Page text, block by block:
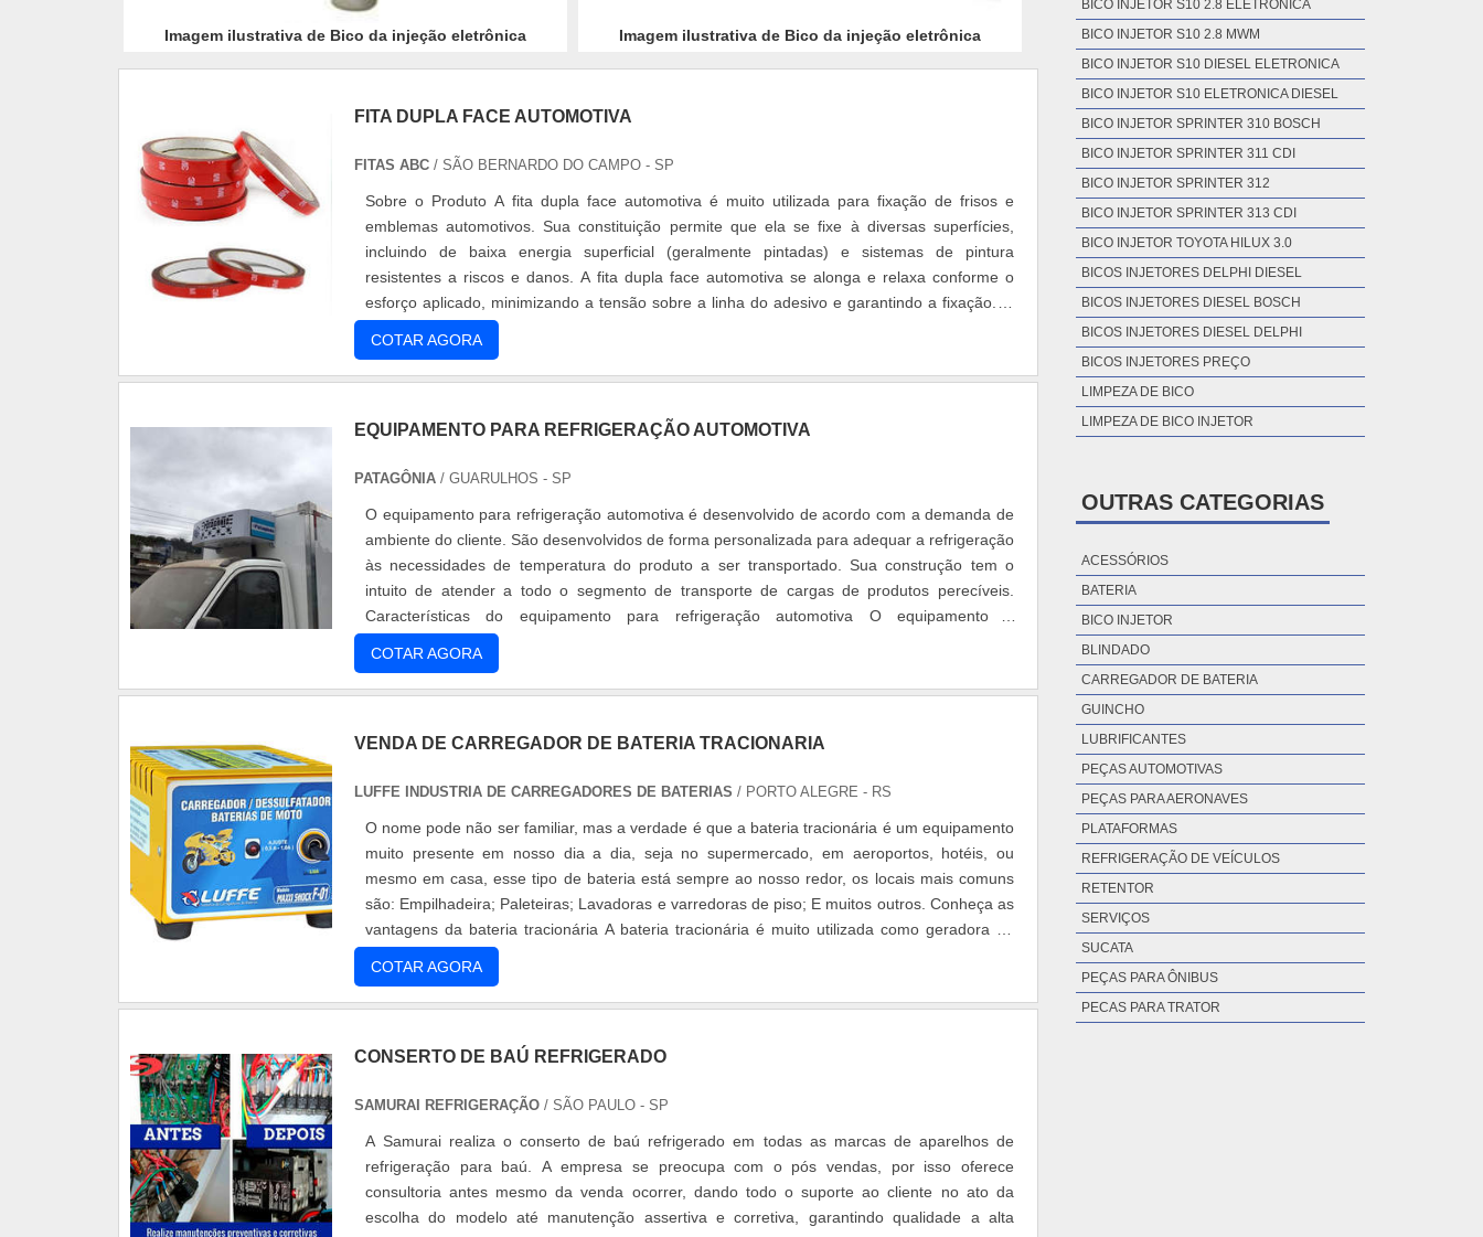
Imagem ilustrativa de Bico da injeção eletrônica Imagem ilustrativa de Bico da injeção eletrônica
FITA DUPLA FACE AUTOMOTIVA
FITAS ABC/ SÃO BERNARDO DO CAMPO - SP
Sobre o Produto A fita dupla face automotiva é muito utilizada para fixação de frisos e
emblemas automotivos. Sua constituição permite que ela se fixe à diversas superfícies,
incluindo de baixa energia superficial (geralmente pintadas) e sistemas de pintura
resistentes a riscos e danos. A fita dupla face automotiva se alonga e relaxa conforme o
esforço aplicado, minimizando a tensão sobre a linha do adesivo e garantindo a fixação. O
COTAR AGORA
EQUIPAMENTO PARA REFRIGERAÇÃO AUTOMOTIVA
PATAGÔNIA/ GUARULHOS - SP
O equipamento para refrigeração automotiva é desenvolvido de acordo com a demanda de
ambiente do cliente. São desenvolvidos de forma personalizada para adequar a refrigeração
às necessidades de temperatura do produto a ser transportado. Sua construção tem o
intuito de atender a todo o segmento de transporte de cargas de produtos perecíveis.
Características do equipamento para refrigeração automotiva O equipamento é
caracterizado por seu desig....
COTAR AGORA
VENDA DE CARREGADOR DE BATERIA TRACIONARIA
LUFFE INDUSTRIA DE CARREGADORES DE BATERIAS / PORTO ALEGRE - RS
O nome pode não ser familiar, mas a verdade é que a bateria tracionária é um equipamento
muito presente em nosso dia a dia, seja no supermercado, em aeroportos, hotéis, ou
mesmo em casa, esse tipo de bateria está sempre ao nosso redor, os locais mais comuns
são: Empilhadeira; Paleteiras; Lavadoras e varredoras de piso; E muitos outros. Conheça as
vantagens da bateria tracionária A bateria tracionária é muito utilizada como geradora de
COTAR AGORA
CONSERTO DE BAÚ REFRIGERADO
SAMURAI REFRIGERAÇÃO/ SÃO PAULO - SP
A Samurai realiza o conserto de baú refrigerado em todas as marcas de aparelhos de
refrigeração para baú. A empresa se preocupa com o pós vendas, por isso oferece
consultoria antes mesmo da venda ocorrer, dando todo o suporte ao cliente no ato da
escolha do modelo até manutenção assertiva e corretiva, garantindo qualidade a alta
BICO INJETOR S10 2.8 ELETRÔNICA
BICO INJETOR S10 2.8 MWM
BICO INJETOR S10 DIESEL ELETRONICA
BICO INJETOR S10 ELETRONICA DIESEL
BICO INJETOR SPRINTER 310 BOSCH
BICO INJETOR SPRINTER 311 CDI
BICO INJETOR SPRINTER 312
BICO INJETOR SPRINTER 313 CDI
BICO INJETOR TOYOTA HILUX 3.0
BICOS INJETORES DELPHI DIESEL
BICOS INJETORES DIESEL BOSCH
BICOS INJETORES DIESEL DELPHI
BICOS INJETORES PREÇO
LIMPEZA DE BICO
LIMPEZA DE BICO INJETOR
OUTRAS CATEGORIAS
ACESSÓRIOS
BATERIA
BICO INJETOR
BLINDADO
CARREGADOR DE BATERIA
GUINCHO
LUBRIFICANTES
PEÇAS AUTOMOTIVAS
PEÇAS PARA AERONAVES
PLATAFORMAS
REFRIGERAÇÃO DE VEÍCULOS
RETENTOR
SERVIÇOS
SUCATA
PEÇAS PARA ÔNIBUS
PECAS PARA TRATOR